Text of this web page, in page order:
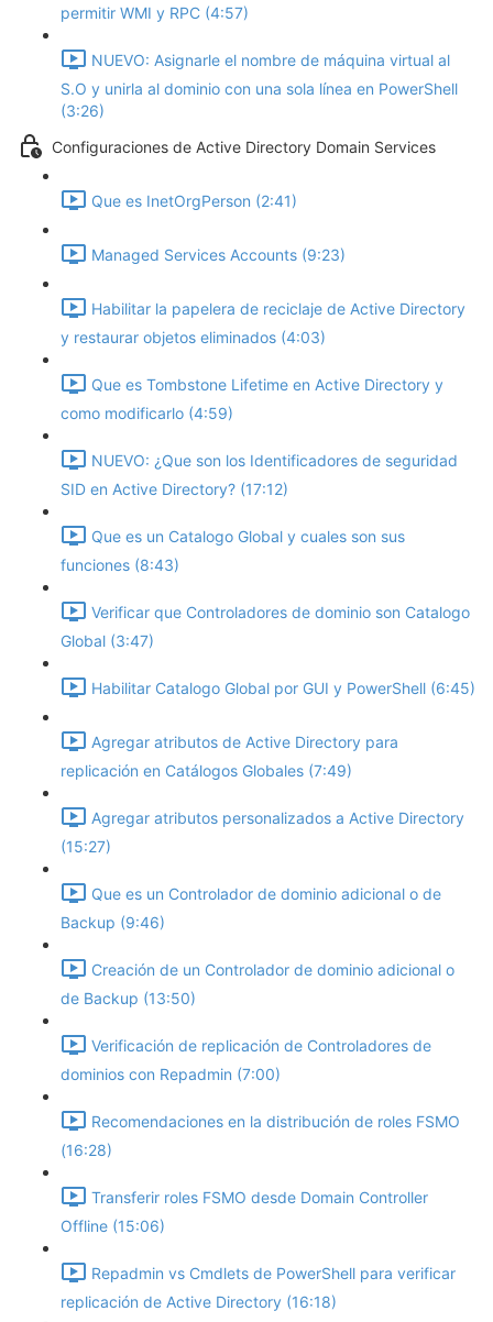
permitir WMI y RPC (4:57)
NUEVO: Asignarle el nombre de máquina virtual al
S.O y unirla al dominio con una sola línea en PowerShell
(3:26)
Configuraciones de Active Directory Domain Services
Que es InetOrgPerson (2:41)
Managed Services Accounts (9:23)
Habilitar la papelera de reciclaje de Active Directory
y restaurar objetos eliminados (4:03)
Que es Tombstone Lifetime en Active Directory y
como modificarlo (4:59)
NUEVO: ¿Que son los Identificadores de seguridad
SID en Active Directory? (17:12)
Que es un Catalogo Global y cuales son sus
funciones (8:43)
Verificar que Controladores de dominio son Catalogo
Global (3:47)
Habilitar Catalogo Global por GUI y PowerShell (6:45)
Agregar atributos de Active Directory para
replicación en Catálogos Globales (7:49)
Agregar atributos personalizados a Active Directory
(15:27)
Que es un Controlador de dominio adicional o de
Backup (9:46)
Creación de un Controlador de dominio adicional o
de Backup (13:50)
Verificación de replicación de Controladores de
dominios con Repadmin (7:00)
Recomendaciones en la distribución de roles FSMO
(16:28)
Transferir roles FSMO desde Domain Controller
Offline (15:06)
Repadmin vs Cmdlets de PowerShell para verificar
replicación de Active Directory (16:18)